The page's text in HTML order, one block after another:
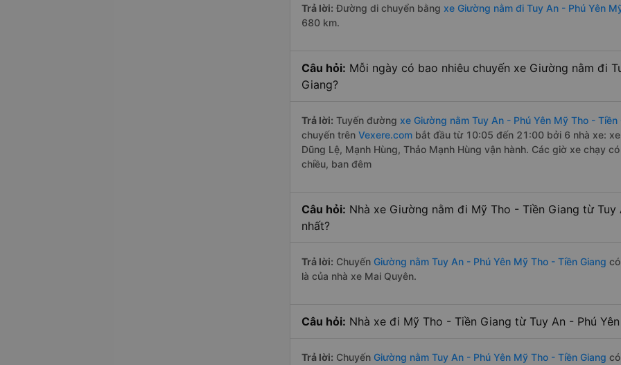
Trả lời: Đường di chuyển bằng xe Giường nằm đi Tuy An - Phú Yên
680 km.
Câu hỏi: Mỗi ngày có bao nhiêu chuyến xe Giường nằm đi
Giang?
Trả lời: Tuyến đường xe Giường nằm Tuy An - Phú Yên Mỹ Tho - Tiền
chuyến trên Vexere.com bắt đầu từ 10:05 đến 21:00 bởi 6 nhà xe:
Dũng Lệ, Mạnh Hùng, Thảo Mạnh Hùng vận hành. Các giờ xe chạy
chiều, ban đêm
Câu hỏi: Nhà xe Giường nằm đi Mỹ Tho - Tiền Giang từ Tuy
nhất?
Trả lời: Chuyến Giường nằm Tuy An - Phú Yên Mỹ Tho - Tiền Giang
là của nhà xe Mai Quyên.
Câu hỏi: Nhà xe đi Mỹ Tho - Tiền Giang từ Tuy An - Phú
Trả lời: Chuyến Giường nằm Tuy An - Phú Yên Mỹ Tho - Tiền Giang